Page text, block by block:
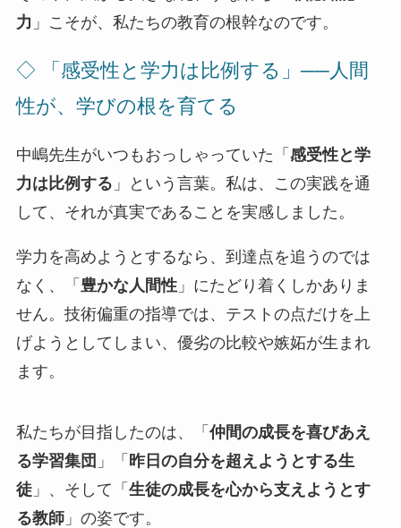
力 」こそが、私たちの教育の根幹なのです。
◇ 「感受性と学力は比例する」──人間
性が、学びの根を育てる
中嶋先生がいつもおっしゃっていた「 感受性と学
力は比例する 」という言葉。私は、この実践を通
して、それが真実であることを実感しました。
学力を高めようとするなら、到達点を追うのでは
なく、「 豊かな人間性」にたどり着くしかありま
せん。技術偏重の指導では、テストの点だけを上
げようとしてしまい、優劣の比較や嫉妬が生まれ
ます。
私たちが目指したのは、「 仲間の成長を喜びあえ
る学習集団 」「 昨日の自分を超えようとする生
徒」、そして「 生徒の成長を心から支えようとす
る教師」の姿です。